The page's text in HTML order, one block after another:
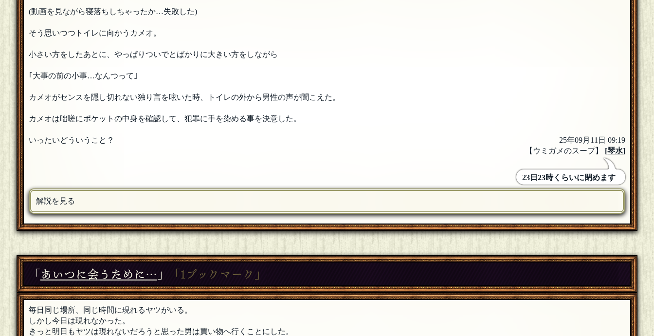
(動画を見ながら寝落ちしちゃったか…失敗した)
そう思いつつトイレに向かうカメオ。
小さい方をしたあとに、やっぱりついでとばかりに大きい方をしながら
｢大事の前の小事…なんつって｣
カメオがセンスを隠し切れない独り言を呟いた時、トイレの外から男性の声が聞こえた。
カメオは咄嗟にポケットの中身を確認して、犯罪に手を染める事を決意した。
いったいどういうこと？
25年09月11日 09:19
【ウミガメのスープ】 [琴水]
23日23時くらいに閉めます
解説を見る
「あいつに会うために… 」 「1ブックマーク」
毎日同じ場所、同じ時間に現れるヤツがいる。
しかし今日は現れなかった。
きっと明日もヤツは現れないだろうと思った男は買い物へ行くことにした。